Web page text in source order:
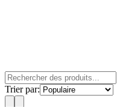
Trier par: